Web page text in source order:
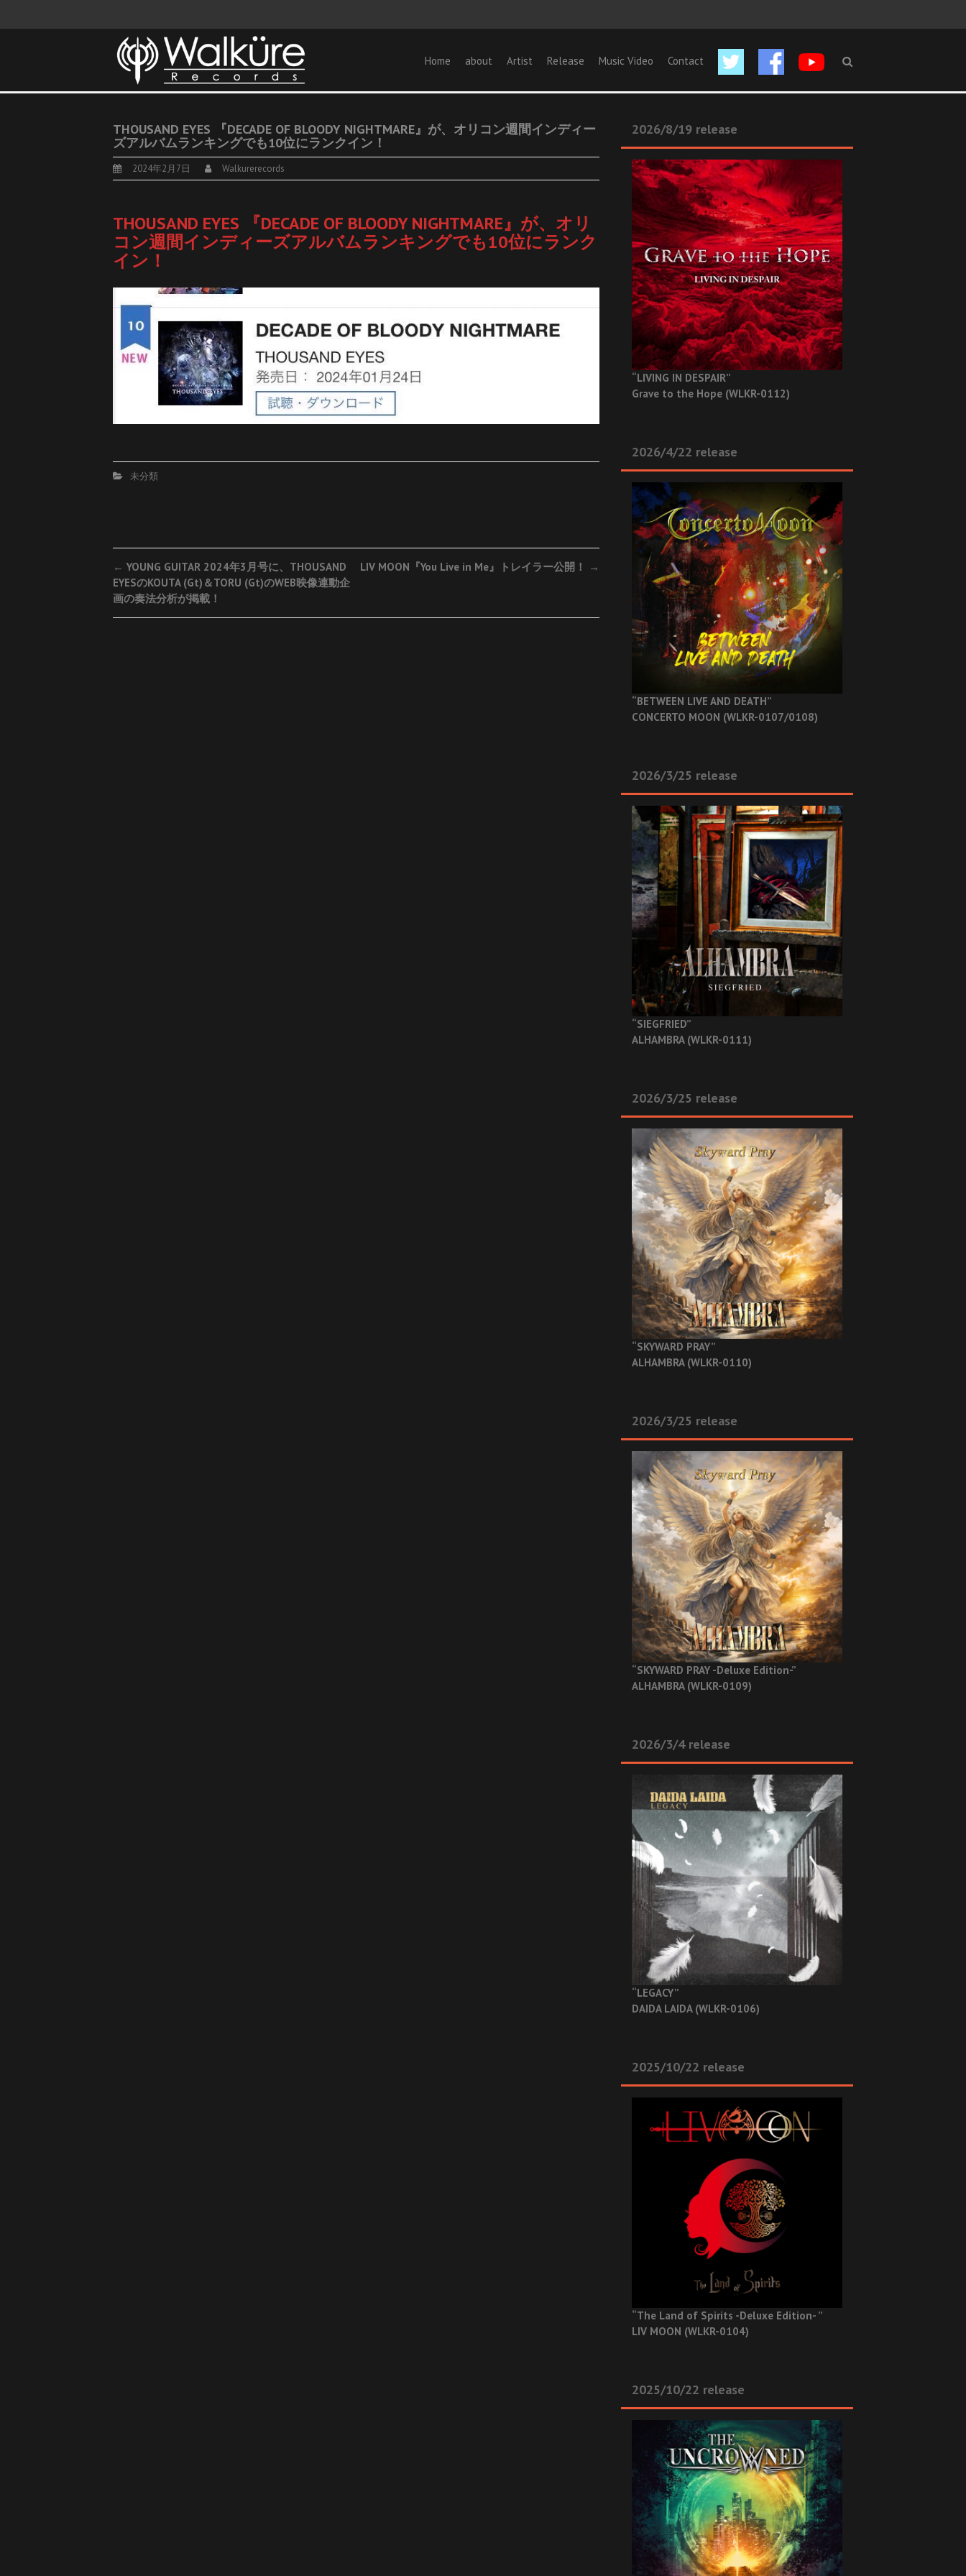
Home about Artist Release Music Video Contact
THOUSAND EYES 『DECADE OF BLOODY NIGHTMARE』が、オリコン週間インディー
ズアルバムランキングでも10位にランクイン！
2024年2月7日 Walkurerecords
THOUSAND EYES 『DECADE OF BLOODY NIGHTMARE』が、オリ
コン週間インディーズアルバムランキングでも10位にランク
イン！
未分類
Post
navigation
← YOUNG GUITAR 2024年3月号に、THOUSAND
EYESのKOUTA (Gt)＆TORU (Gt)のWEB映像連動企
画の奏法分析が掲載！
LIV MOON『You Live in Me』トレイラー公開！ →
2026/8/19 release
“LIVING IN DESPAIR”
Grave to the Hope (WLKR-0112)
2026/4/22 release
“BETWEEN LIVE AND DEATH”
CONCERTO MOON (WLKR-0107/0108)
2026/3/25 release
“SIEGFRIED”
ALHAMBRA (WLKR-0111)
2026/3/25 release
“SKYWARD PRAY”
ALHAMBRA (WLKR-0110)
2026/3/25 release
“SKYWARD PRAY -Deluxe Edition-”
ALHAMBRA (WLKR-0109)
2026/3/4 release
“LEGACY”
DAIDA LAIDA (WLKR-0106)
2025/10/22 release
“The Land of Spirits -Deluxe Edition- ”
LIV MOON (WLKR-0104)
2025/10/22 release